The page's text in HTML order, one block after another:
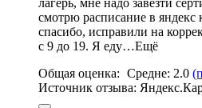
смотрю расписание в яндекс
спасибо, исправили на
с 9 до 19. Я еду…Ещё
Общая оценка: Средне: 2.0
Источник отзыва: